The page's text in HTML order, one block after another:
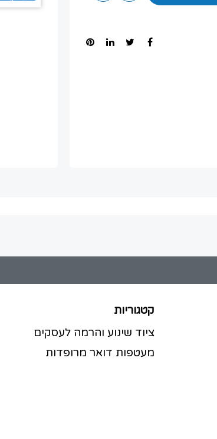
קטגוריות
ציוד שינוע והרמה לעסקים
מעטפות דואר מרופדות